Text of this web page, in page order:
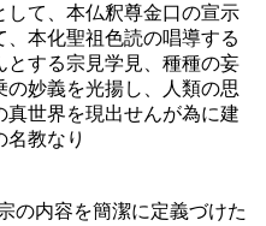
て、本仏釈尊金口の宣示
本化聖祖色読の唱導する
とする宗見学見、種種の妄
妙義を光揚し、人類の思
世界を現出せんが為に建
名教なり
の内容を簡潔に定義づけた